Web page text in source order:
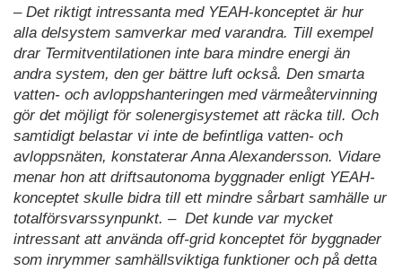
– Det riktigt intressanta med YEAH-konceptet är hur
alla delsystem samverkar med varandra. Till exempel
drar Termitventilationen inte bara mindre energi än
andra system, den ger bättre luft också. Den smarta
vatten- och avloppshanteringen med värmeåtervinning
gör det möjligt för solenergisystemet att räcka till. Och
samtidigt belastar vi inte de befintliga vatten- och
avloppsnäten, konstaterar Anna Alexandersson. Vidare
menar hon att driftsautonoma byggnader enligt YEAH-
konceptet skulle bidra till ett mindre sårbart samhälle ur
totalförsvarssynpunkt. – Det kunde var mycket
intressant att använda off-grid konceptet för byggnader
som inrymmer samhällsviktiga funktioner och på detta